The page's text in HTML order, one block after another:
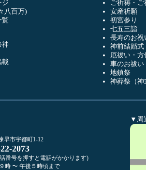
ジ
八百万)
覧
神
載
ご祈祷・
安産祈願
初宮参り
七五三詣
長寿のお祝
神前結婚式
厄祓い・方
車のお祓い
地鎮祭
神葬祭（神
早市宇都町1-12
2073
番号を押すと電話がかかります)
時 〜 午後５時頃まで
▼周